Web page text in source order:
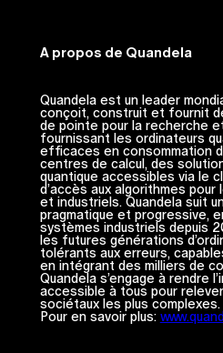
A propos de Quandela
Quandela est un leader
conçoit, construit et fournit
de pointe pour la recherche
fournissant les ordinateurs
efficaces en consommation
centres de calcul, des
quantique accessibles via le
d’accès aux algorithmes
et industriels. Quandela suit
pragmatique et progressive,
systèmes industriels depuis
les futures générations
tolérants aux erreurs,
en intégrant des milliers de
Quandela s’engage à rendre
accessible à tous pour
sociétaux les plus complexes.
Pour en savoir plus: